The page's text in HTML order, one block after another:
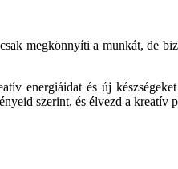
megkönnyíti a munkát, de
energiáidat és új
szerint, és élvezd a kreatív